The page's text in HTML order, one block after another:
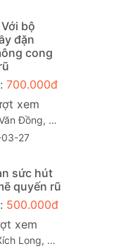
bộ
đặn
cong
700.000đ
xem
Huế, Thừa Thiên Huế
27
sức hút
quyến rũ
500.000đ
xem
Thành phố Hồ Chí Minh